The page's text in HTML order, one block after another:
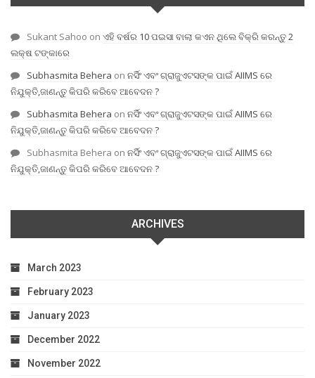
Sukant Sahoo on ଏହି ବର୍ଷର 10 ପଇସା ବାଲା କଏନ ଥିଲେ ବିକ୍ରି କରନ୍ତୁ 2
ଲକ୍ଷ ଟଙ୍କାରେ
Subhasmita Behera on ନର୍ସିଂ ଏବଂ ଗ୍ରାଜୁଏଟସଙ୍କ ପାଇଁ AIIMS ରେ
ନିଯୁକ୍ତି,ଜାଣନ୍ତୁ କିପରି କରିବେ ଆବେଦନ ?
Subhasmita Behera on ନର୍ସିଂ ଏବଂ ଗ୍ରାଜୁଏଟସଙ୍କ ପାଇଁ AIIMS ରେ
ନିଯୁକ୍ତି,ଜାଣନ୍ତୁ କିପରି କରିବେ ଆବେଦନ ?
Subhasmita Behera on ନର୍ସିଂ ଏବଂ ଗ୍ରାଜୁଏଟସଙ୍କ ପାଇଁ AIIMS ରେ
ନିଯୁକ୍ତି,ଜାଣନ୍ତୁ କିପରି କରିବେ ଆବେଦନ ?
ARCHIVES
March 2023
February 2023
January 2023
December 2022
November 2022